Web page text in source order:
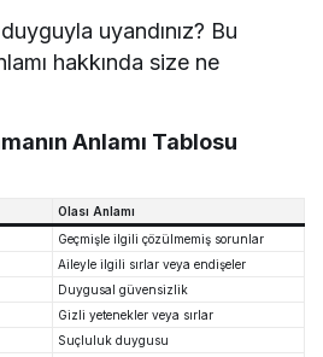
uyandınız? Bu
hakkında size ne
Anlamı Tablosu
Olası Anlamı
Geçmişle ilgili çözülmemiş sorunlar
Aileyle ilgili sırlar veya endişeler
Duygusal güvensizlik
Gizli yetenekler veya sırlar
Suçluluk duygusu